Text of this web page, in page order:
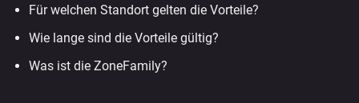
Für welchen Standort gelten die Vorteile?
Wie lange sind die Vorteile gültig?
Was ist die ZoneFamily?